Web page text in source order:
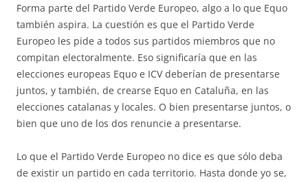
Forma parte del Partido Verde Europeo, algo a lo que Equo
también aspira. La cuestión es que el Partido Verde
Europeo les pide a todos sus partidos miembros que no
compitan electoralmente. Eso significaría que en las
elecciones europeas Equo e ICV deberían de presentarse
juntos, y también, de crearse Equo en Cataluña, en las
elecciones catalanas y locales. O bien presentarse juntos, o
bien que uno de los dos renuncie a presentarse.
Lo que el Partido Verde Europeo no dice es que sólo deba
de existir un partido en cada territorio. Hasta donde yo se,